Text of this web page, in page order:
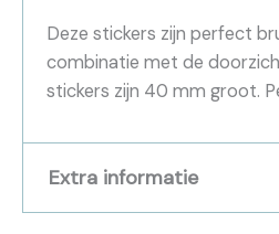
Deze stickers zijn perfect
combinatie met de
stickers zijn 40 mm groot.
Extra informatie